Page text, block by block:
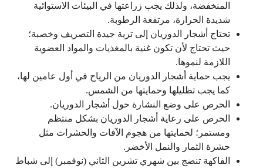
المنخفضة، ولذلك يجب زراعتها في البيئات الاستوائية
شديدة الحرارة، مرتفعة الرطوبة.
تحتاج أشجار الدوريان إلى تربة جيدة التصريف وخصبة؛
حيث تحتاج لأن تكون غنية بالمغذيات والمواد العضوية
اللازمة لنموها.
يجب حماية أشجار الدوريان من الرياح في أول عامين لها،
كما يجب تظليلها وحمايتها من الشمس.
الحرص على وضع النشارة حول أشجار الدوريان.
الحرص على رعاية أشجار الدوريان بشكل منتظم
ومستمر؛ لحمايتها من هجوم الآفات والحشرات مثل
حشرة الثمار والنمل الأخضر.
الفاكهة تنضج بين شهري تشرين الثاني (نوفمبر) إلى شباط